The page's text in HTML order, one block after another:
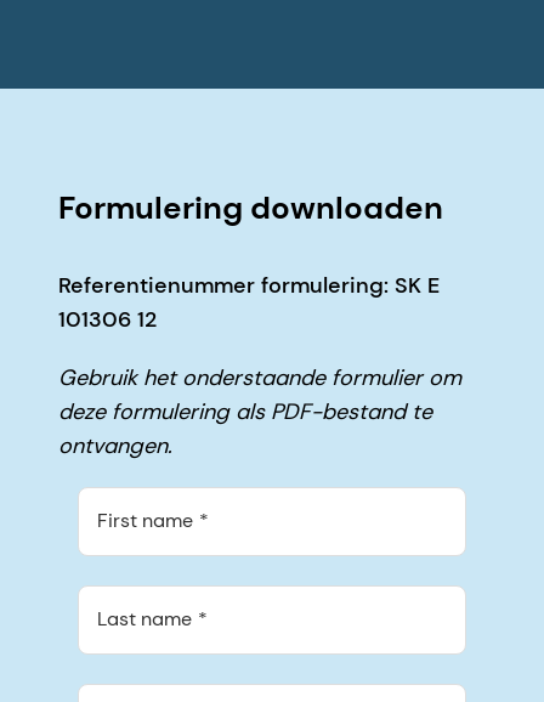
Formulering downloaden
Referentienummer formulering: SK E
101306 12
Gebruik het onderstaande formulier om
deze formulering als PDF-bestand te
ontvangen.
First name
Last name